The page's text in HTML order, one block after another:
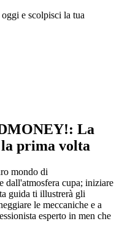
oggi e scolpisci la tua
La
prima volta
mondo di
cupa; iniziare
guida ti illustrerà gli
le meccaniche e a
esperto in men che